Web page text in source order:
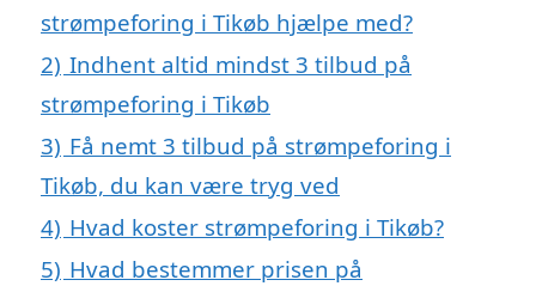
strømpeforing i Tikøb hjælpe med?
2) Indhent altid mindst 3 tilbud på
strømpeforing i Tikøb
3) Få nemt 3 tilbud på strømpeforing i
Tikøb, du kan være tryg ved
4) Hvad koster strømpeforing i Tikøb?
5) Hvad bestemmer prisen på